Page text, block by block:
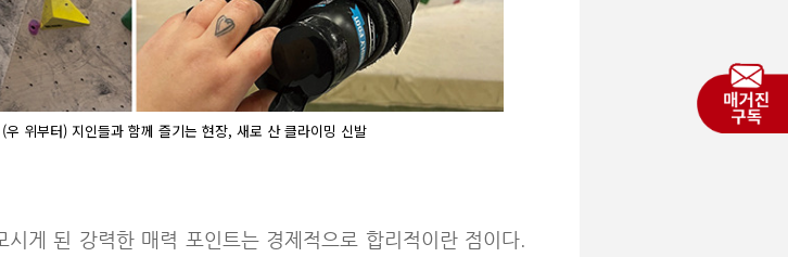
위부터) 지인들과 함께 즐기는 현장, 새로 산 클라이밍 신발
게 된 강력한 매력 포인트는 경제적으로 합리적이란 점이다.